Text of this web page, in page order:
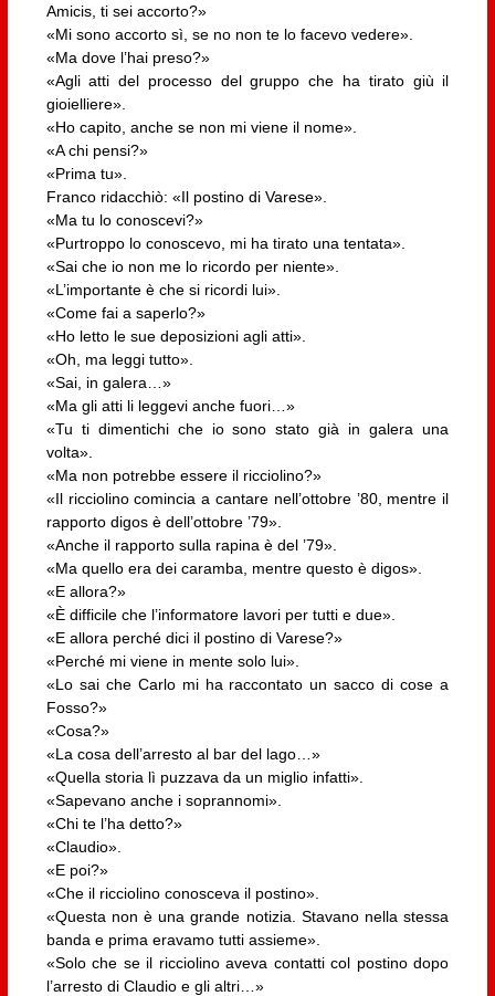
Amicis, ti sei accorto?»
«Mi sono accorto sì, se no non te lo facevo vedere».
«Ma dove l’hai preso?»
«Agli atti del processo del gruppo che ha tirato giù il
gioielliere».
«Ho capito, anche se non mi viene il nome».
«A chi pensi?»
«Prima tu».
Franco ridacchiò: «Il postino di Varese».
«Ma tu lo conoscevi?»
«Purtroppo lo conoscevo, mi ha tirato una tentata».
«Sai che io non me lo ricordo per niente».
«L’importante è che si ricordi lui».
«Come fai a saperlo?»
«Ho letto le sue deposizioni agli atti».
«Oh, ma leggi tutto».
«Sai, in galera…»
«Ma gli atti li leggevi anche fuori…»
«Tu ti dimentichi che io sono stato già in galera una
volta».
«Ma non potrebbe essere il ricciolino?»
«Il ricciolino comincia a cantare nell’ottobre ’80, mentre il
rapporto digos è dell’ottobre ’79».
«Anche il rapporto sulla rapina è del ’79».
«Ma quello era dei caramba, mentre questo è digos».
«E allora?»
«È difficile che l’informatore lavori per tutti e due».
«E allora perché dici il postino di Varese?»
«Perché mi viene in mente solo lui».
«Lo sai che Carlo mi ha raccontato un sacco di cose a
Fosso?»
«Cosa?»
«La cosa dell’arresto al bar del lago…»
«Quella storia lì puzzava da un miglio infatti».
«Sapevano anche i soprannomi».
«Chi te l’ha detto?»
«Claudio».
«E poi?»
«Che il ricciolino conosceva il postino».
«Questa non è una grande notizia. Stavano nella stessa
banda e prima eravamo tutti assieme».
«Solo che se il ricciolino aveva contatti col postino dopo
l’arresto di Claudio e gli altri…»